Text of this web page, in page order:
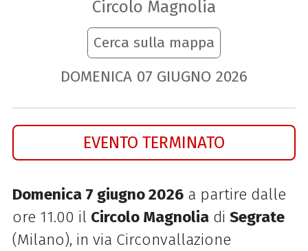
Circolo Magnolia
Cerca sulla mappa
DOMENICA 07 GIUGNO 2026
EVENTO TERMINATO
Domenica 7 giugno 2026a partire dalle
ore 11.00 il Circolo Magnoliadi Segrate
(Milano), in via Circonvallazione